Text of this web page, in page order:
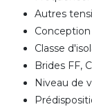
Autres
Conception
Classe
Brides FF,
Niveau de